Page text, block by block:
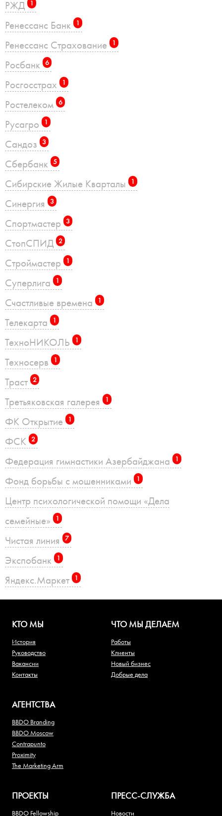
РЖД 1
Ренессанс Банк 1
Ренессанс Страхование 1
Росбанк 6
Росгосстрах 1
Ростелеком 6
Русагро 1
Сандоз 3
Сбербанк 5
Сибирские Жилые Кварталы 1
Синергия 3
Спортмастер 3
СтопСПИД 2
Строймастер 1
Суперлига 1
Счастливые времена 1
Телекарта 1
ТехноНИКОЛЬ 1
Техносерв 1
Траст 2
Третьяковская галерея 1
ФК Открытие 1
ФСК 2
Федерация гимнастики Азербайджана 1
Фонд борьбы с мошенниками 1
Центр психологической помощи «Дела
семейные»
1
Чистая линия 7
Экспобанк 1
Яндекс.Маркет 1
КТО МЫ
История
Руководство
Вакансии
Контакты
ЧТО МЫ ДЕЛАЕМ
Работы
Клиенты
Новый бизнес
Добрые дела
АГЕНТСТВА
BBDO Branding
BBDO Moscow
Contrapunto
Proximity
The Marketing Arm
ПРОЕКТЫ
BBDO Fellowship
ПРЕСС-СЛУЖБА
Новости